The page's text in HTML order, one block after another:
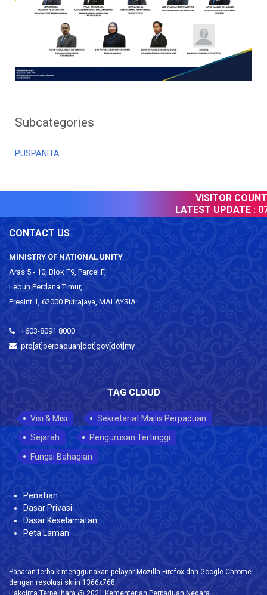
Subcategories
PUSPANITA
VISITOR
LATEST UPDATE :07
CONTACT US
MINISTRY OF NATIONAL UNITY
Aras 5 - 10, Blok F9, Parcel F,
Lebuh Perdana Timur,
Presint 1, 62000 Putrajaya, MALAYSIA
+603-8091 8000
pro[at]perpaduan[dot]gov[dot]my
TAG CLOUD
Visi & Misi
Sekretariat Majlis Perpaduan
Sejarah
Pengurusan Tertinggi
Fungsi Bahagian
Penafian
Dasar Privasi
Dasar Keselamatan
Peta Laman
Paparan terbaik menggunakan pelayar Mozilla Firefox dan Google Chrome
dengan resolusi skrin 1366x768.
Hakcipta Terpelihara @ 2021 Kementerian Perpaduan Negara